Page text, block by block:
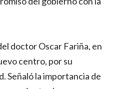
doctor Oscar Fariña, en
centro, por su
Señaló la importancia de